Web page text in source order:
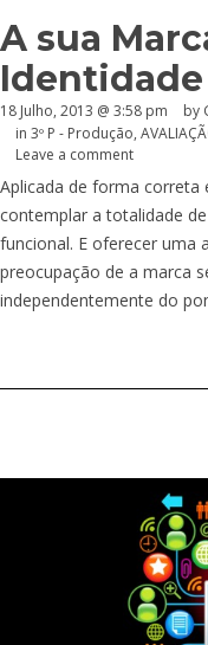
A sua
Identidade
18 Julho, 2013 @ 3:58 pm by
in 3º P - Produção,
Leave a comment
Aplicada de forma correta
contemplar a totalidade
funcional. E oferecer uma
preocupação de a marca
independentemente do